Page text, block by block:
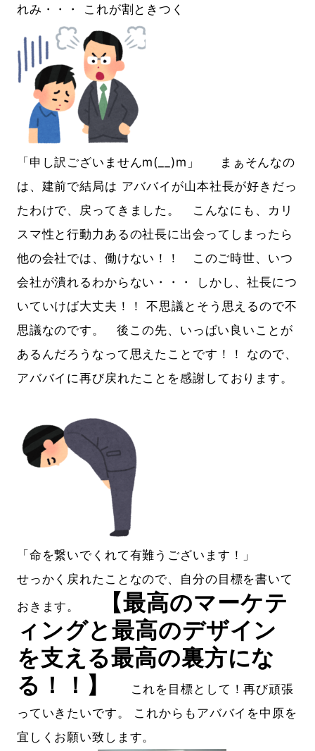
れみ・・・ これが割ときつく
「申し訳ございませんm(__)m」 まぁそんなの
は、建前で結局は アババイが山本社長が好きだっ
たわけで、戻ってきました。 こんなにも、カリ
スマ性と行動力あるの社長に出会ってしまったら
他の会社では、働けない！！ このご時世、いつ
会社が潰れるわからない・・・ しかし、社長につ
いていけば大丈夫！！ 不思議とそう思えるので不
思議なのです。 後この先、いっぱい良いことが
あるんだろうなって思えたことです！！ なので、
アババイに再び戻れたことを感謝しております。
「命を繋いでくれて有難うございます！」
せっかく戻れたことなので、自分の目標を書いて
おきます。
【最高のマーケテ
ィングと最高のデザイン
を支える最高の裏方にな
る！！】
これを目標として！再び頑張
っていきたいです。 これからもアババイを中原を
宜しくお願い致します。